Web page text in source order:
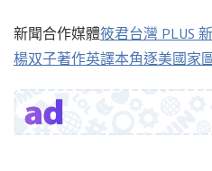
新聞合作媒體筱君台灣 PLUS
楊双子著作英譯本角逐美國家